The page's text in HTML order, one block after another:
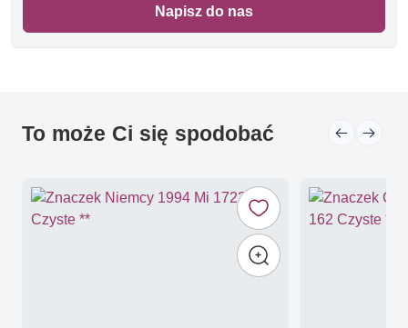
Napisz do nas
To może Ci się spodobać